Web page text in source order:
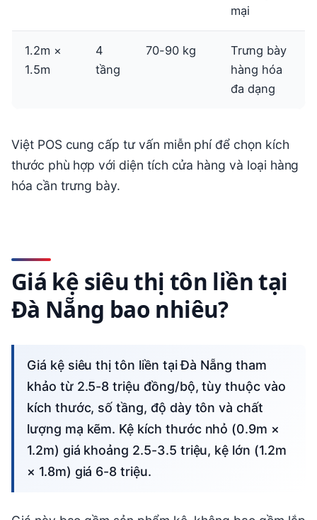
mại
1.2m ×
1.5m
4
tầng
70-90 kg
Trưng bày
hàng hóa
đa dạng
Việt POS cung cấp tư vấn miễn phí để chọn kích
thước phù hợp với diện tích cửa hàng và loại hàng
hóa cần trưng bày.
Giá kệ siêu thị tôn liền tại
Đà Nẵng bao nhiêu?
Giá kệ siêu thị tôn liền tại Đà Nẵng tham
khảo từ 2.5-8 triệu đồng/bộ, tùy thuộc vào
kích thước, số tầng, độ dày tôn và chất
lượng mạ kẽm. Kệ kích thước nhỏ (0.9m ×
1.2m) giá khoảng 2.5-3.5 triệu, kệ lớn (1.2m
× 1.8m) giá 6-8 triệu.